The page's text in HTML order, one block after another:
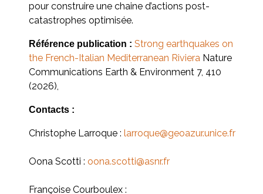
pour construire une chaine d’actions post-
catastrophes optimisée.
Référence publication : Strong earthquakes on
the French-Italian Mediterranean Riviera Nature
Communications Earth & Environment 7, 410
(2026),
Contacts :
Christophe Larroque : larroque@geoazur.unice.fr
Oona Scotti : oona.scotti@asnr.fr
Françoise Courboulex :